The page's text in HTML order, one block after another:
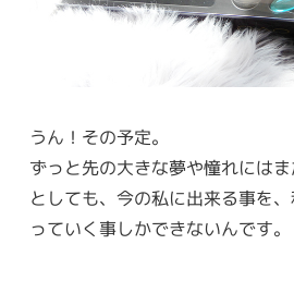
うん！その予定。
ずっと先の大きな夢や憧れには
としても、今の私に出来る事を
っていく事しかできないんです。